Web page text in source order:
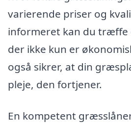
varierende priser og
informeret kan du træffe
der ikke kun er
også sikrer, at din
pleje, den fortjener.
En kompetent